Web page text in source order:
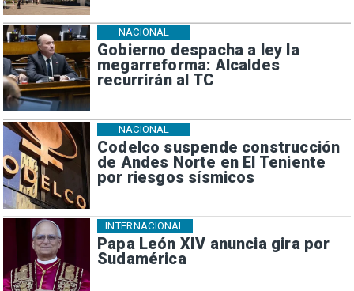
Gobierno despacha a ley la
megarreforma: Alcaldes
recurrirán al TC
NACIONAL
Codelco suspende construcción
de Andes Norte en El Teniente
por riesgos sísmicos
NACIONAL
Papa León XIV anuncia gira por
Sudamérica
INTERNACIONAL